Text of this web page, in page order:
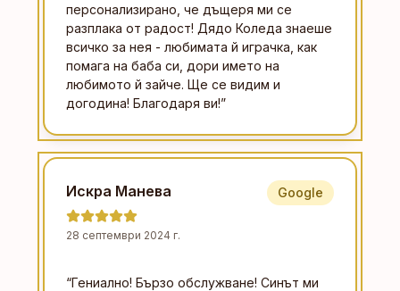
персонализирано, че дъщеря ми се
разплака от радост! Дядо Коледа знаеше
всичко за нея - любимата й играчка, как
помага на баба си, дори името на
любимото й зайче. Ще се видим и
догодина! Благодаря ви!”
Искра Манева
28 септември 2024 г.
Google
“Гениално! Бързо обслужване! Синът ми